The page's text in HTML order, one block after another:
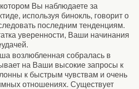
Вы наблюдаете за
используя бинокль, говорит о
последним тенденциям.
уверенности, Ваши начинания
возлюбленная собралась в
на Ваши высокие запросы к
к быстрым чувствам и очень
отношениях. Существует